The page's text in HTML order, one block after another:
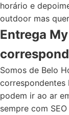
horário e
outdoor mas
Entrega
Somos de Belo
correspondentes
podem ir ao ar
sempre com